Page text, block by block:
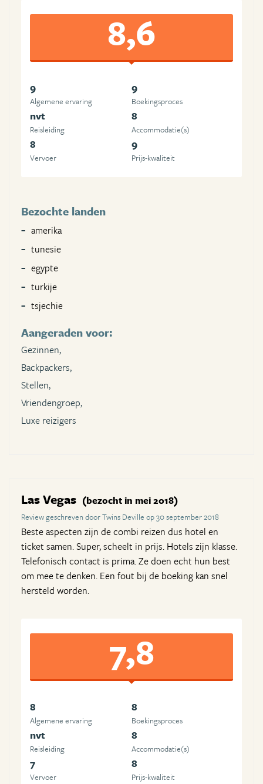
8,6
9
Algemene ervaring
9
Boekingsproces
nvt
Reisleiding
8
Accommodatie(s)
8
Vervoer
9
Prijs-kwaliteit
Bezochte landen
amerika
tunesie
egypte
turkije
tsjechie
Aangeraden voor:
Gezinnen,
Backpackers,
Stellen,
Vriendengroep,
Luxe reizigers
Las Vegas (bezocht in mei 2018)
Review geschreven door Twins Deville op 30 september 2018
Beste aspecten zijn de combi reizen dus hotel en
ticket samen. Super, scheelt in prijs. Hotels zijn klasse.
Telefonisch contact is prima. Ze doen echt hun best
om mee te denken. Een fout bij de boeking kan snel
hersteld worden.
7,8
8
Algemene ervaring
8
Boekingsproces
nvt
Reisleiding
8
Accommodatie(s)
7
Vervoer
8
Prijs-kwaliteit